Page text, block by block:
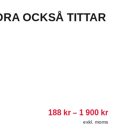
OCKSÅ TITTAR
188 kr – 1 900 kr
exkl. moms